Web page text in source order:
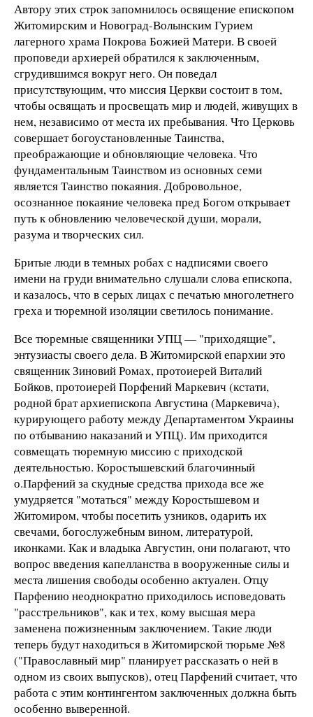
Автору этих строк запомнилось освящение епископом
Житомирским и Новоград-Волынским Гурием
лагерного храма Покрова Божией Матери. В своей
проповеди архиерей обратился к заключенным,
сгрудившимся вокруг него. Он поведал
присутствующим, что миссия Церкви состоит в том,
чтобы освящать и просвещать мир и людей, живущих в
нем, независимо от места их пребывания. Что Церковь
совершает богоустановленные Таинства,
преображающие и обновляющие человека. Что
фундаментальным Таинством из основных семи
является Таинство покаяния. Добровольное,
осознанное покаяние человека пред Богом открывает
путь к обновлению человеческой души, морали,
разума и творческих сил.
Бритые люди в темных робах с надписями своего
имени на груди внимательно слушали слова епископа,
и казалось, что в серых лицах с печатью многолетнего
греха и тюремной изоляции светилось понимание.
Все тюремные священники УПЦ — "приходящие",
энтузиасты своего дела. В Житомирской епархии это
священник Зиновий Ромах, протоиерей Виталий
Бойков, протоиерей Порфений Маркевич (кстати,
родной брат архиепископа Августина (Маркевича),
курирующего работу между Департаментом Украины
по отбыванию наказаний и УПЦ). Им приходится
совмещать тюремную миссию с приходской
деятельностью. Коростышевский благочинный
о.Парфений за скудные средства прихода все же
умудряется "мотаться" между Коростышевом и
Житомиром, чтобы посетить узников, одарить их
свечами, богослужебным вином, литературой,
иконками. Как и владыка Августин, они полагают, что
вопрос введения капелланства в вооруженные силы и
места лишения свободы особенно актуален. Отцу
Парфению неоднократно приходилось исповедовать
"расстрельников", как и тех, кому высшая мера
заменена пожизненным заключением. Такие люди
теперь будут находиться в Житомирской тюрьме №8
("Православный мир" планирует рассказать о ней в
одном из своих выпусков), отец Парфений считает, что
работа с этим контингентом заключенных должна быть
особенно выверенной.